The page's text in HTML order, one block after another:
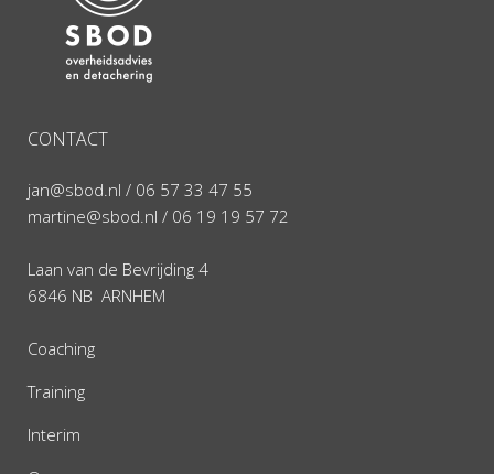
CONTACT
jan@sbod.nl / 06 57 33 47 55
martine@sbod.nl / 06 19 19 57 72
Laan van de Bevrijding 4
6846 NB ARNHEM
Coaching
Training
Interim